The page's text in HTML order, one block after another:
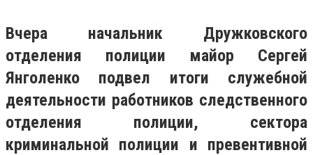
Вчера начальник Дружковского
отделения полиции майор Сергей
Янголенко подвел итоги служебной
деятельности работников следственного
отделения полиции, сектора
криминальной полиции и превентивной